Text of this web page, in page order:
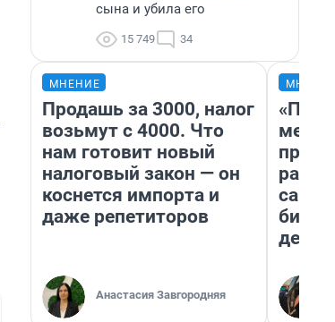
сына и убила его
15 749 34
МНЕНИЕ
Продашь за 3000, налог
возьмут с 4000. Что
нам готовит новый
налоговый закон — он
коснется импорта и
даже репетиторов
Анастасия Завгородняя